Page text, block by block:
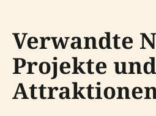
Verwandte
Projekte und